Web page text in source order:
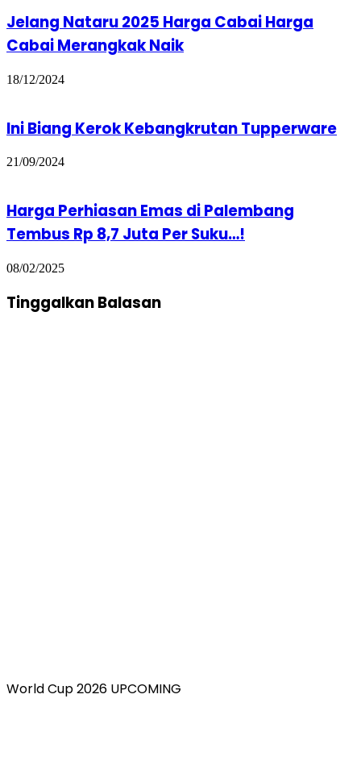
Jelang Nataru 2025 Harga Cabai Harga
Cabai Merangkak Naik
18/12/2024
Ini Biang Kerok Kebangkrutan Tupperware
21/09/2024
Harga Perhiasan Emas di Palembang
Tembus Rp 8,7 Juta Per Suku…!
08/02/2025
Tinggalkan Balasan
World Cup 2026 UPCOMING